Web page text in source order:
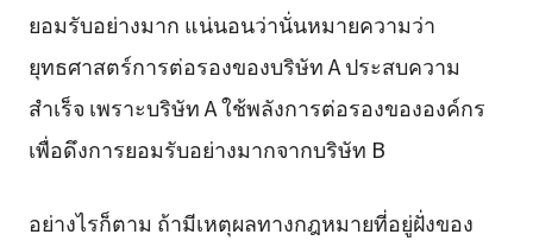
ยอมรับอย่างมาก แน่นอนว่านั่นหมายความว่า
ยุทธศาสตร์การต่อรองของบริษัท A ประสบความ
สำเร็จ เพราะบริษัท A ใช้พลังการต่อรองขององค์กร
เพื่อดึงการยอมรับอย่างมากจากบริษัท B
อย่างไรก็ตาม ถ้ามีเหตุผลทางกฎหมายที่อยู่ฝั่งของ